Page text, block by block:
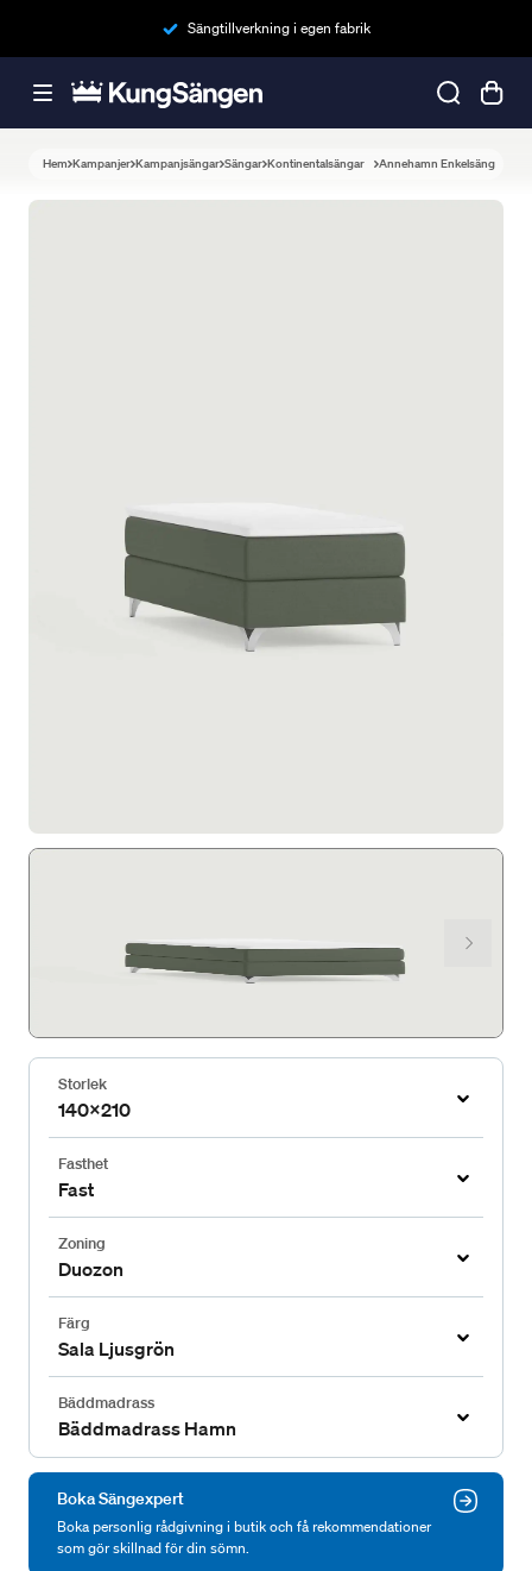
Sängtillverkning i egen fabrik
Hem Kampanjer Kampanjsängar Sängar Kontinentalsängar Annehamn Enkelsäng
Storlek
140x210
Fasthet
Fast
Zoning
Duozon
Färg
Sala Ljusgrön
Bäddmadrass
Bäddmadrass Hamn
Boka Sängexpert
Boka personlig rådgivning i butik och få rekommendationer
som gör skillnad för din sömn.